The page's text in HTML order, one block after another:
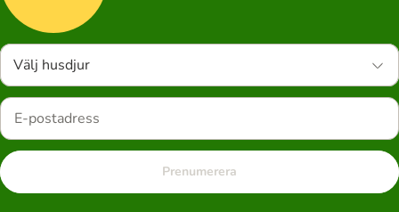
Välj husdjur
Prenumerera